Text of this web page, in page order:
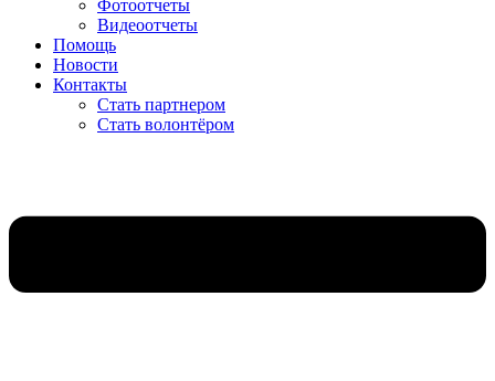
Фотоотчеты
Видеоотчеты
Помощь
Новости
Контакты
Стать партнером
Стать волонтёром